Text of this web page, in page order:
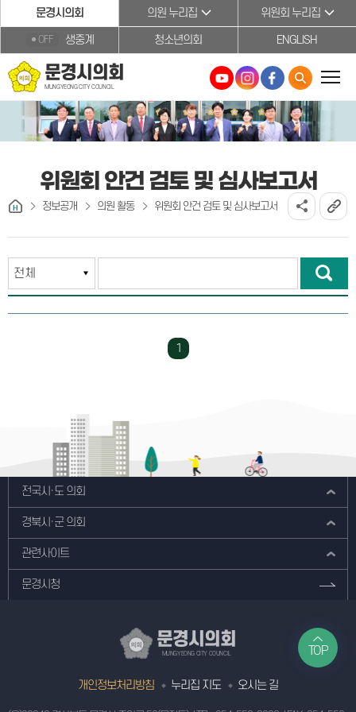
본문바로가기문경시의회 의원 누리집 위원회 누리집
OFF 생중계 청소년의회 ENGLISH
문경시의회
MUNGYEONG CITY COUNCIL
위원회 안건 검토 및 심사보고서
정보공개 의원 활동 위원회 안건 검토 및 심사보고서
1
전국시·도 의회
경북시·군 의회
관련사이트
문경시청
TOP
문경시의회
MUNGYEONG CITY COUNCIL
개인정보처리방침 누리집 지도 오시는 길